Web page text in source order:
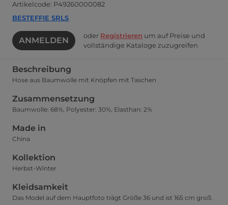
Artikelcode: P49260000082
BESTEFFIE SRLS
ANMELDEN oder Registrieren um auf Preise und
vollständige Kataloge zuzugreifen
Beschreibung
Hose aus Baumwolle mit Knöpfen mit Taschen
Zusammensetzung
Baumwolle: 68%, Polyester: 30%, Elasthan: 2%
Made in
China
Kollektion
Herbst-Winter
Kleidsamkeit
Das Model auf dem Hauptfoto trägt Größe 36 und ist 165 cm groß.